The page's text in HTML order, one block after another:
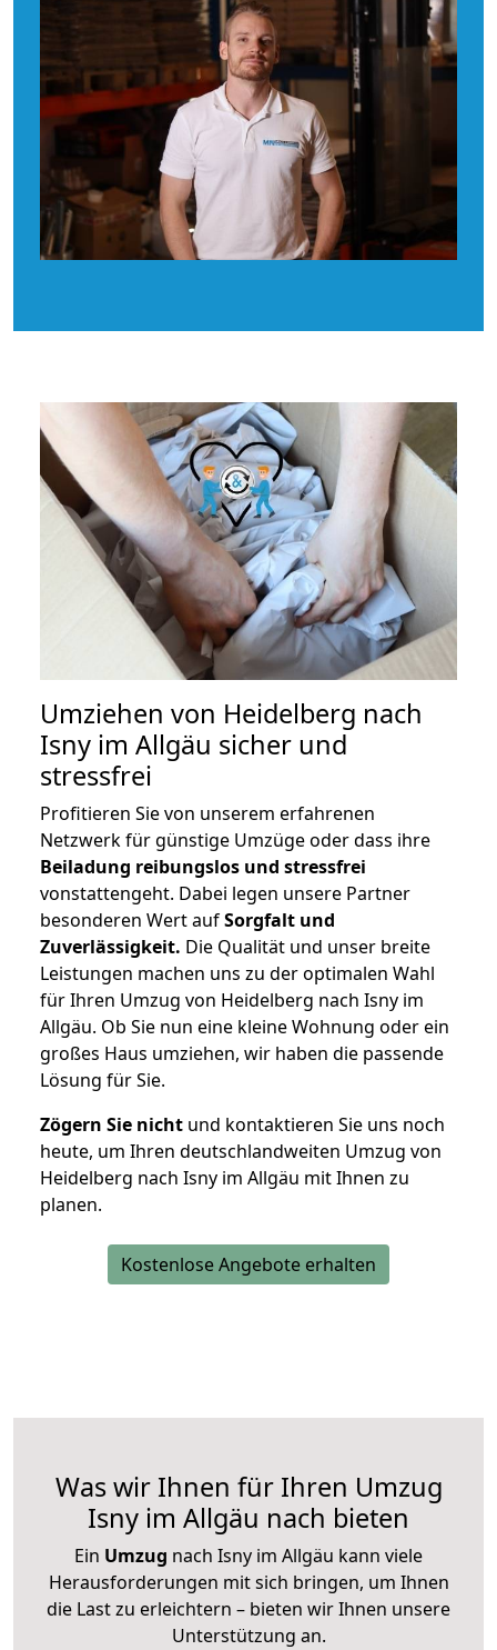
Umziehen von Heidelberg nach
Isny im Allgäu sicher und
stressfrei
Profitieren Sie von unserem erfahrenen
Netzwerk für günstige Umzüge oder dass ihre
Beiladung reibungslos und stressfrei
vonstattengeht. Dabei legen unsere Partner
besonderen Wert aufSorgfalt und
Zuverlässigkeit. Die Qualität und unser breite
Leistungen machen uns zu der optimalen Wahl
für Ihren Umzug von Heidelberg nach Isny im
Allgäu. Ob Sie nun eine kleine Wohnung oder ein
großes Haus umziehen, wir haben die passende
Lösung für Sie.
Zögern Sie nicht und kontaktieren Sie uns noch
heute, um Ihren deutschlandweiten Umzug von
Heidelberg nach Isny im Allgäu mit Ihnen zu
planen.
Kostenlose Angebote erhalten
Was wir Ihnen für Ihren Umzug
Isny im Allgäu nach bieten
Ein Umzug nach Isny im Allgäu kann viele
Herausforderungen mit sich bringen, um Ihnen
die Last zu erleichtern – bieten wir Ihnen unsere
Unterstützung an.